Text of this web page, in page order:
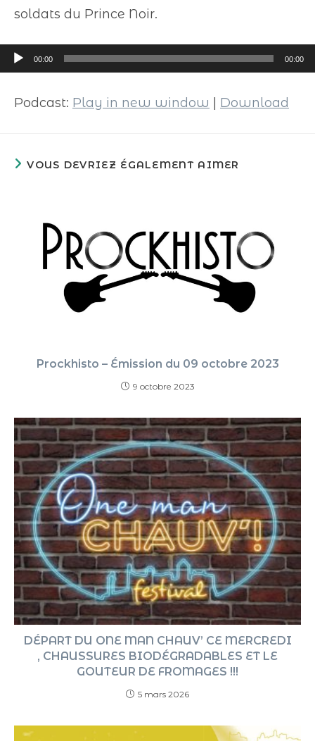
soldats du Prince Noir.
Lecteur
audio
00:00 00:00
Podcast: Play in new window | Download
VOUS DEVRIEZ ÉGALEMENT AIMER
Prockhisto – Émission du 09 octobre 2023
9 octobre 2023
DÉPART DU ONE MAN CHAUV’ CE MERCREDI
, CHAUSSURES BIODÉGRADABLES ET LE
GOUTEUR DE FROMAGES !!!
5 mars 2026